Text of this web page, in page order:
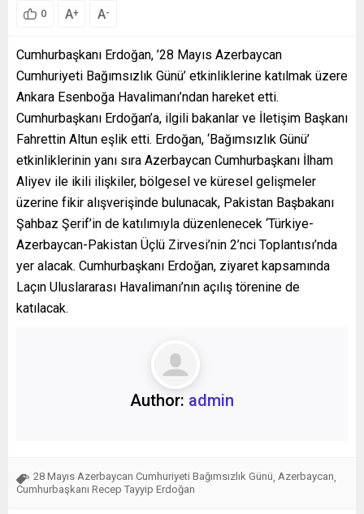
0 A+ A-
Cumhurbaşkanı Erdoğan, ’28 Mayıs Azerbaycan
Cumhuriyeti Bağımsızlık Günü’ etkinliklerine katılmak üzere
Ankara Esenboğa Havalimanı’ndan hareket etti.
Cumhurbaşkanı Erdoğan’a, ilgili bakanlar ve İletişim Başkanı
Fahrettin Altun eşlik etti. Erdoğan, ‘Bağımsızlık Günü’
etkinliklerinin yanı sıra Azerbaycan Cumhurbaşkanı İlham
Aliyev ile ikili ilişkiler, bölgesel ve küresel gelişmeler
üzerine fikir alışverişinde bulunacak, Pakistan Başbakanı
Şahbaz Şerif’in de katılımıyla düzenlenecek ‘Türkiye-
Azerbaycan-Pakistan Üçlü Zirvesi’nin 2’nci Toplantısı’nda
yer alacak. Cumhurbaşkanı Erdoğan, ziyaret kapsamında
Laçın Uluslararası Havalimanı’nın açılış törenine de
katılacak.
Author: admin
28 Mayıs Azerbaycan Cumhuriyeti Bağımsızlık Günü Azerbaycan
Cumhurbaşkanı Recep Tayyip Erdoğan